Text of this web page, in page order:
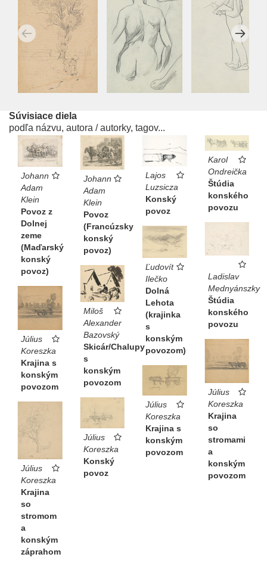
Súvisiace diela
podľa názvu, autora / autorky, tagov...
Johann
Adam
Klein
Povoz z
Dolnej
zeme
(Maďarský
konský
povoz)
Johann
Adam
Klein
Povoz
(Francúzsky
konský
povoz)
Lajos
Luzsicza
Konský
povoz
Karol
Ondreička
Štúdia
konského
povozu
Ladislav
Mednyánszky
Štúdia
konského
povozu
Ľudovít
Ilečko
Dolná
Lehota
(krajinka
s
konským
povozom)
Miloš
Alexander
Bazovský
Skicár/Chalupy
s
konským
povozom
Július
Koreszka
Krajina s
konským
povozom
Július
Koreszka
Krajina
so
stromami
a
konským
povozom
Július
Koreszka
Krajina s
konským
povozom
Július
Koreszka
Konský
povoz
Július
Koreszka
Krajina
so
stromom
a
konským
záprahom